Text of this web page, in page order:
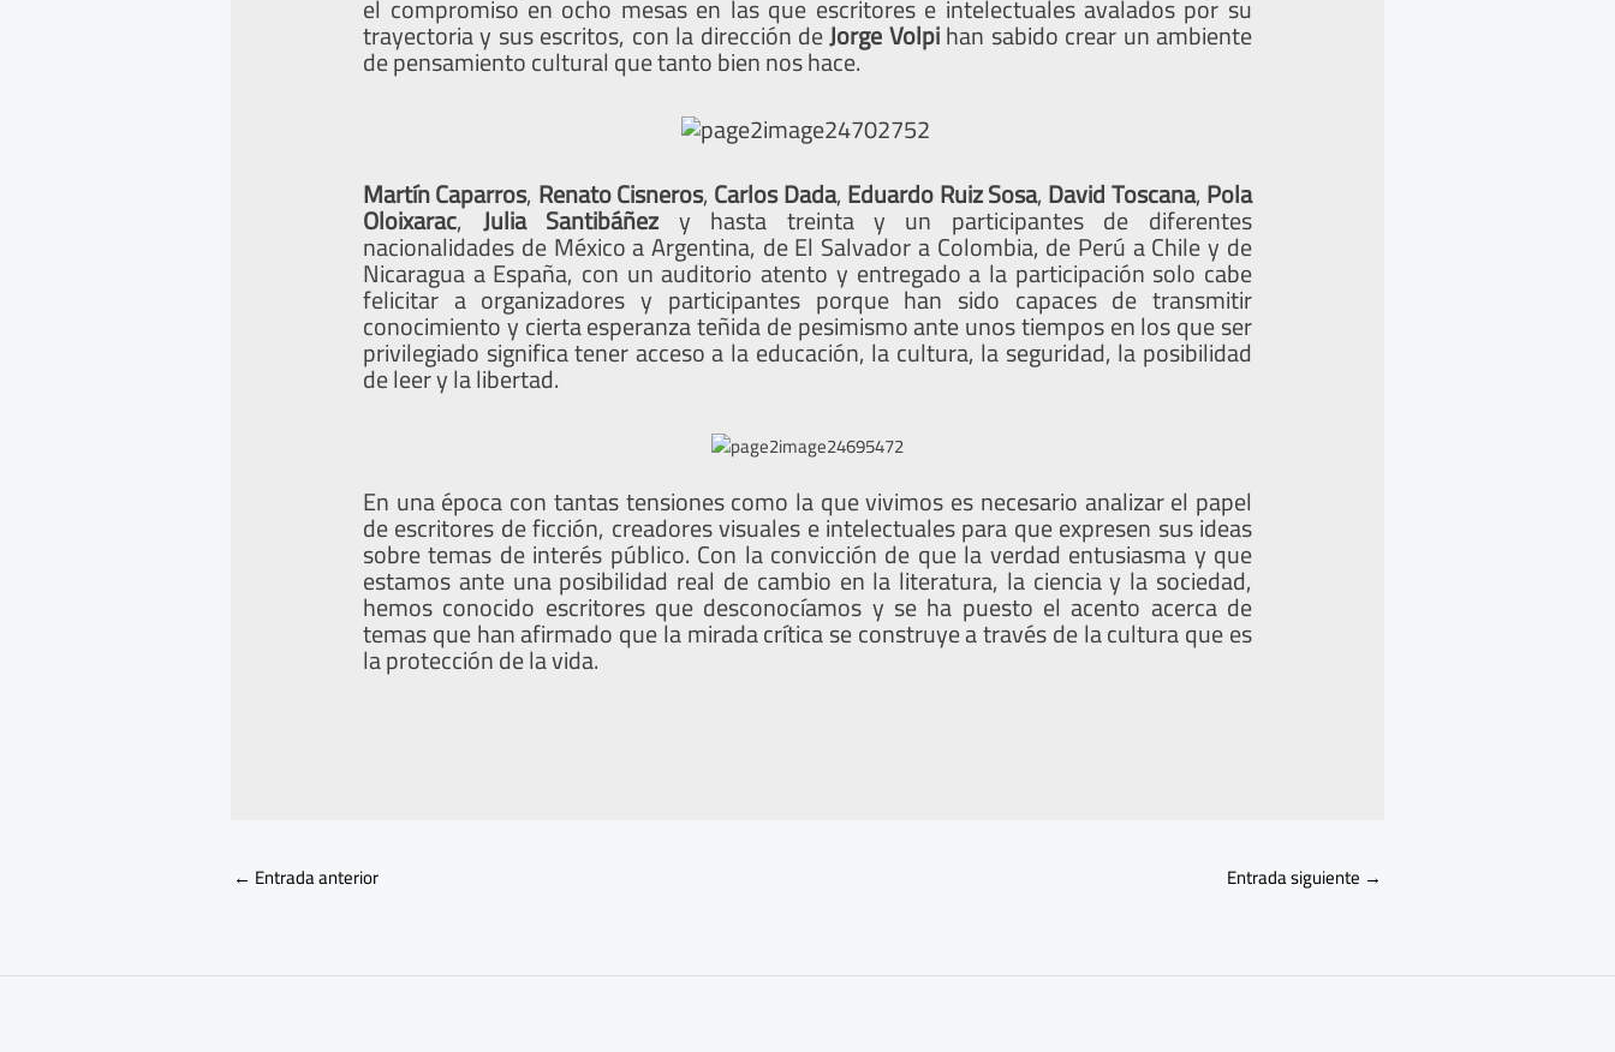
el compromiso en ocho mesas en las que escritores e intelectuales avalados por su
trayectoria y sus escritos, con la dirección deJorge Volpihan sabido crear un ambiente
de pensamiento cultural que tanto bien nos hace.
Martín Caparros, Renato Cisneros,Carlos Dada,Eduardo Ruiz Sosa,David Toscana,Pola
Oloixarac, Julia Santibáñez y hasta treinta y un participantes de diferentes
nacionalidades de México a Argentina, de El Salvador a Colombia, de Perú a Chile y de
Nicaragua a España, con un auditorio atento y entregado a la participación solo cabe
felicitar a organizadores y participantes porque han sido capaces de transmitir
conocimiento y cierta esperanza teñida de pesimismo ante unos tiempos en los que ser
privilegiado significa tener acceso a la educación, la cultura, la seguridad, la posibilidad
de leer y la libertad.
En una época con tantas tensiones como la que vivimos es necesario analizar el papel
de escritores de ficción, creadores visuales e intelectuales para que expresen sus ideas
sobre temas de interés público. Con la convicción de que la verdad entusiasma y que
estamos ante una posibilidad real de cambio en la literatura, la ciencia y la sociedad,
hemos conocido escritores que desconocíamos y se ha puesto el acento acerca de
temas que han afirmado que la mirada crítica se construye a través de la cultura que es
la protección de la vida.
← Entrada anterior Entrada siguiente →